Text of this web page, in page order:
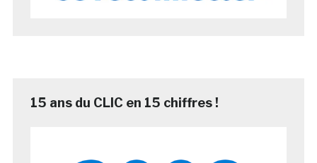
15 ans du CLIC en 15 chiffres !